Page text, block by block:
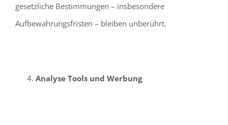
gesetzliche Bestimmungen – insbesondere
Aufbewahrungsfristen – bleiben unberührt.
Analyse Tools und Werbung